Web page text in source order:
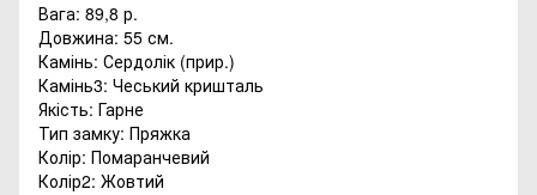
Вага: 89,8 р.
Довжина: 55 см.
Камінь: Сердолік (прир.)
Камінь3: Чеський кришталь
Якість: Гарне
Тип замку: Пряжка
Колір: Помаранчевий
Колір2: Жовтий